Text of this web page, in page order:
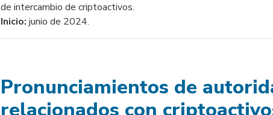
de intercambio de criptoactivos.
Inicio: junio de 2024.
Pronunciamientos de